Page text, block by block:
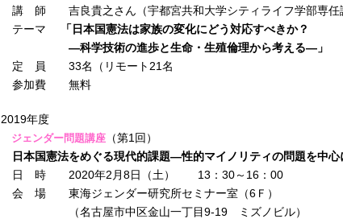
講 師 吉良貴之さん（宇都宮共和大学シティライフ学部専任
テーマ
「日本国憲法は家族の変化にどう対応すべきか？
―科学技術の進歩と生命・生殖倫理から考える―」
定 員 33名（リモート21名
参加費 無料
2019年度
ジェンダー問題講座 （第1回）
日本国憲法をめぐる現代的課題―性的マイノリティの問題を中心
日 時 2020年2月8日（土） 13：30～16：00
会 場 東海ジェンダー研究所セミナー室（6Ｆ）
（名古屋市中区金山一丁目9-19 ミズノビル）